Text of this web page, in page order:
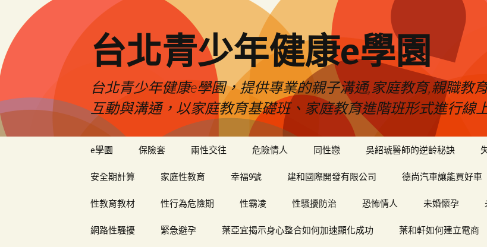
台北青少年健康e學園
台北青少年健康e學園，提供專業的親子溝通,家庭教育,親職教
互動與溝通，以家庭教育基礎班、家庭教育進階班形式進行線
e學園 保險套 兩性交往 危險情人 同性戀 吳紹琥醫師的逆齡秘訣
安全期計算 家庭性教育 幸福9號 建和國際開發有限公司 德尚汽車讓能買好車
性教育教材 性行為危險期 性霸凌 性騷擾防治 恐怖情人 未婚懷孕
網路性騷擾 緊急避孕 葉亞宜揭示身心整合如何加速顯化成功 葉和軒如何建立電商